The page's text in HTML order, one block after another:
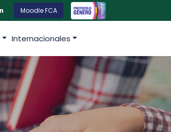
Moodle FCA
Internacionales